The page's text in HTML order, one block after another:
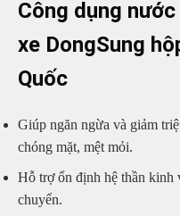
Công dụng
xe DongSung
Quốc
Giúp ngăn ngừa và giảm
chóng mặt, mệt mỏi.
Hỗ trợ ổn định hệ thần kinh
chuyển.